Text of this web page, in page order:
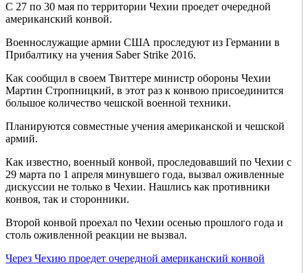
С 27 по 30 мая по территории Чехии проедет очередной
американский конвой.
Военнослужащие армии США проследуют из Германии в
Прибалтику на учения Saber Strike 2016.
Как сообщил в своем Твиттере министр обороны Чехии
Мартин Стропницкий, в этот раз к конвою присоединится
большое количество чешской военной техники.
Планируются совместные учения американской и чешской
армий.
Как известно, военный конвой, проследовавший по Чехии с
29 марта по 1 апреля минувшего года, вызвал оживленные
дискуссии не только в Чехии. Нашлись как противники
конвоя, так и сторонники.
Второй конвой проехал по Чехии осенью прошлого года и
столь оживленной реакции не вызвал.
Через Чехию проедет очередной американский конвой